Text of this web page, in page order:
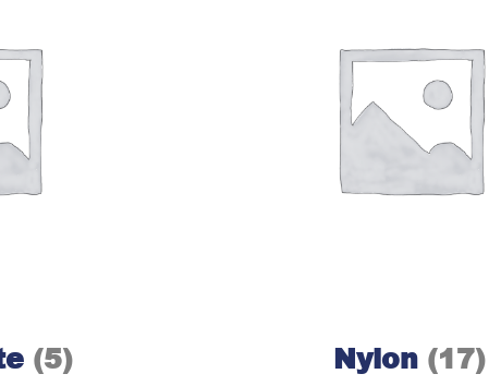
(5) Nylon (17)